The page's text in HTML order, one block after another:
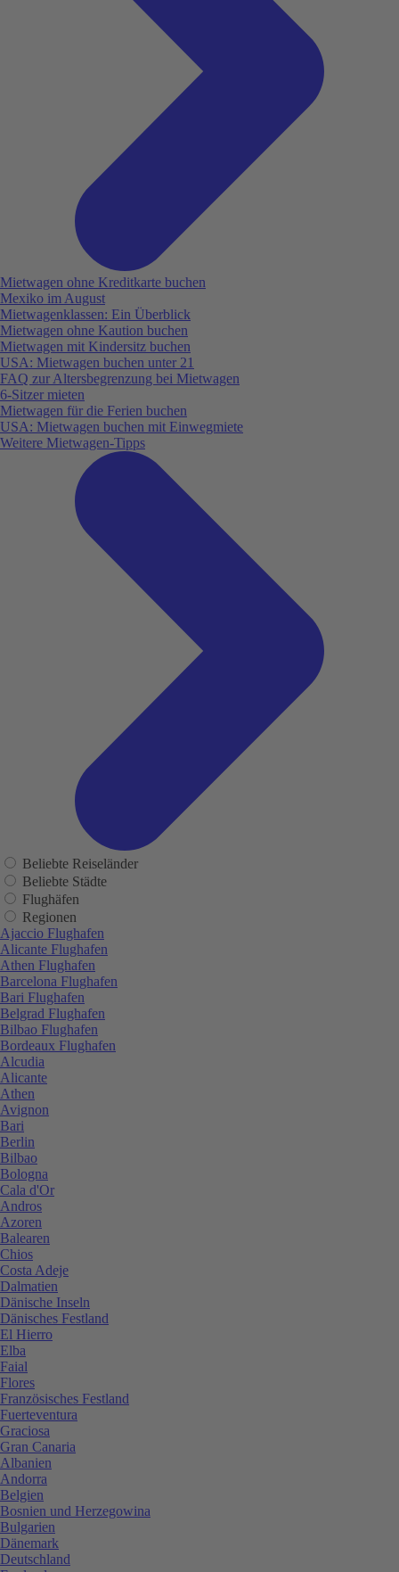
Mietwagen ohne Kreditkarte buchen
Mexiko im August
Mietwagenklassen: Ein Überblick
Mietwagen ohne Kaution buchen
Mietwagen mit Kindersitz buchen
USA: Mietwagen buchen unter 21
FAQ zur Altersbegrenzung bei Mietwagen
6-Sitzer mieten
Mietwagen für die Ferien buchen
USA: Mietwagen buchen mit Einwegmiete
Weitere Mietwagen-Tipps
Beliebte Reiseländer
Beliebte Städte
Flughäfen
Regionen
Ajaccio Flughafen
Alicante Flughafen
Athen Flughafen
Barcelona Flughafen
Bari Flughafen
Belgrad Flughafen
Bilbao Flughafen
Bordeaux Flughafen
Alcudia
Alicante
Athen
Avignon
Bari
Berlin
Bilbao
Bologna
Cala d'Or
Andros
Azoren
Balearen
Chios
Costa Adeje
Dalmatien
Dänische Inseln
Dänisches Festland
El Hierro
Elba
Faial
Flores
Französisches Festland
Fuerteventura
Graciosa
Gran Canaria
Albanien
Andorra
Belgien
Bosnien und Herzegowina
Bulgarien
Dänemark
Deutschland